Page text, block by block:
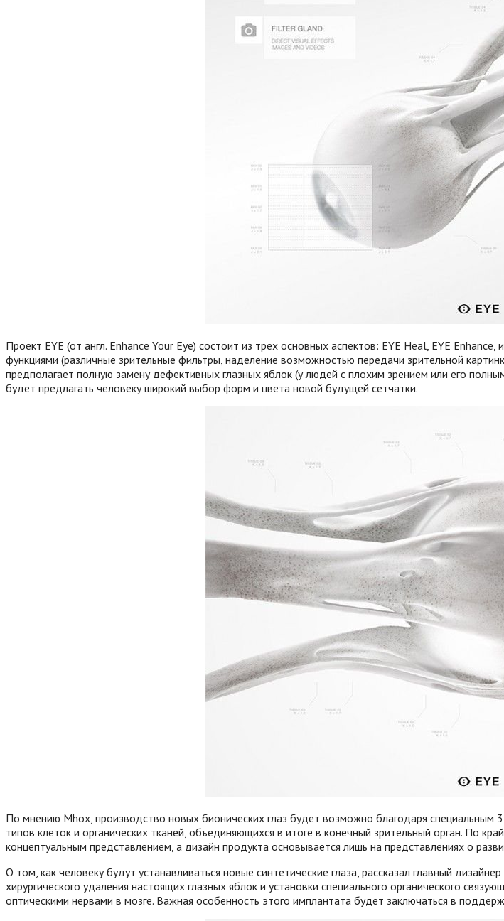
Проект EYE (от англ. Enhance Your Eye) состоит из трех основных аспектов: EYE Heal, EYE
функциями (различные зрительные фильтры, наделение возможностью передачи зрительной
предполагает полную замену дефективных глазных яблок (у людей с плохим зрением или его
будет предлагать человеку широкий выбор форм и цвета новой будущей сетчатки.
По мнению Mhox, производство новых бионических глаз будет возможно благодаря
типов клеток и органических тканей, объединяющихся в итоге в конечный зрительный орган. По
концептуальным представлением, а дизайн продукта основывается лишь на представлениях о
О том, как человеку будут устанавливаться новые синтетические глаза, рассказал главный
хирургического удаления настоящих глазных яблок и установки специального органического
оптическими нервами в мозге. Важная особенность этого имплантата будет заключаться в